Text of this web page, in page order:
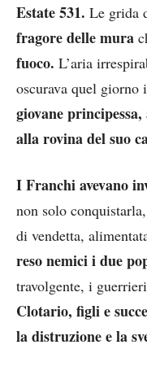
Estate 531. Le grida
fragoredelle mura
fuoco. L’aria
oscurava quel giorno
giovane
alla rovina del suo
I Franchi avevano
non solo
di vendetta,
reso nemici i due
travolgente, i
Clotario, figli e
la distruzione e la